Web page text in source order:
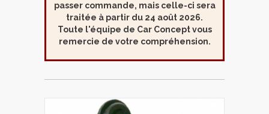
passer commande, mais celle-ci sera
traitée à partir du 24 août 2026.
Toute l'équipe de Car Concept vous
remercie de votre compréhension.